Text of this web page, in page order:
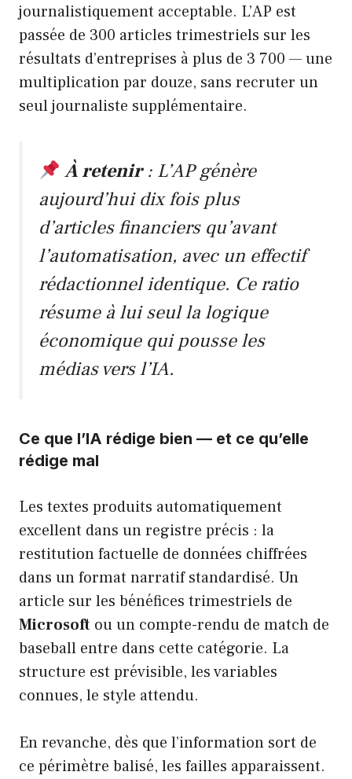
journalistiquement acceptable. L’AP est
passée de 300 articles trimestriels sur les
résultats d’entreprises à plus de 3 700 — une
multiplication par douze, sans recruter un
seul journaliste supplémentaire.
À retenir: L’AP génère
aujourd’hui dix fois plus
d’articles financiers qu’avant
l’automatisation, avec un effectif
rédactionnel identique. Ce ratio
résume à lui seul la logique
économique qui pousse les
médias vers l’IA.
Ce que l’IA rédige bien — et ce qu’elle
rédige mal
Les textes produits automatiquement
excellent dans un registre précis : la
restitution factuelle de données chiffrées
dans un format narratif standardisé. Un
article sur les bénéfices trimestriels de
Microsoft ou un compte-rendu de match de
baseball entre dans cette catégorie. La
structure est prévisible, les variables
connues, le style attendu.
En revanche, dès que l’information sort de
ce périmètre balisé, les failles apparaissent.